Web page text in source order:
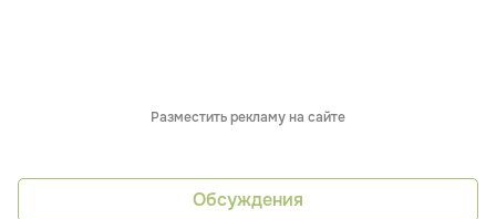
Разместить рекламу на сайте
Обсуждения